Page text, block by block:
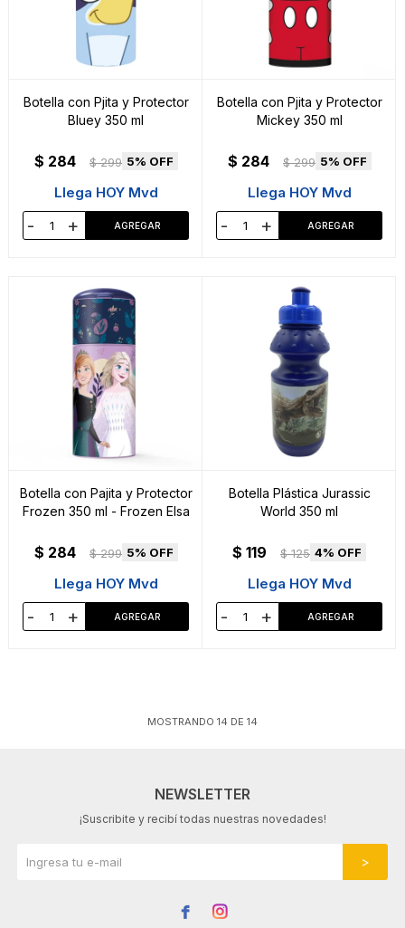
Botella con Pjita y Protector
Bluey 350 ml
$ 284 $ 299 5
Llega HOY Mvd
- +
Botella con Pjita y Protector
Mickey 350 ml
$ 284 $ 299 5
Llega HOY Mvd
- +
Botella con Pajita y Protector
Frozen 350 ml - Frozen Elsa
$ 284 $ 299 5
Llega HOY Mvd
- +
Botella Plástica Jurassic
World 350 ml
$ 119 $ 125 4
Llega HOY Mvd
- +
MOSTRANDO 14 DE 14
NEWSLETTER
¡Suscribite y recibí todas nuestras novedades!
 